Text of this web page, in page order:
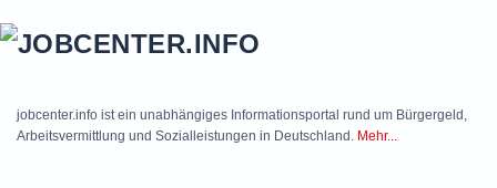
jobcenter.info ist ein unabhängiges Informationsportal rund um Bürgergeld,
Arbeitsvermittlung und Sozialleistungen in Deutschland. Mehr...